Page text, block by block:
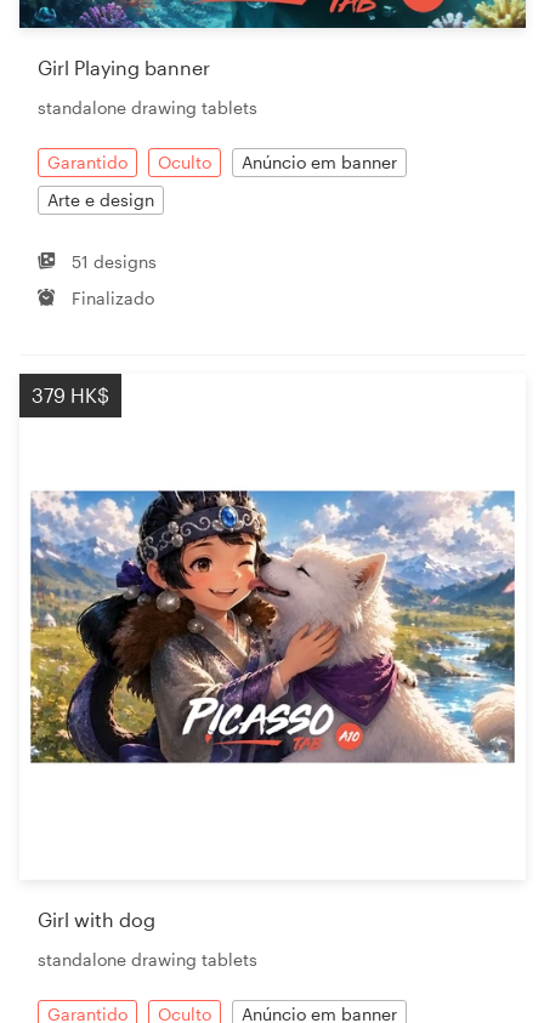
Girl Playing banner
standalone drawing tablets
Garantido Oculto
Anúncio em banner
Arte e design
51 designs
Finalizado
379 HK$
Girl with dog
standalone drawing tablets
Garantido Oculto
Anúncio em banner
Recursos
Preços
Torne-se um designer
Blog